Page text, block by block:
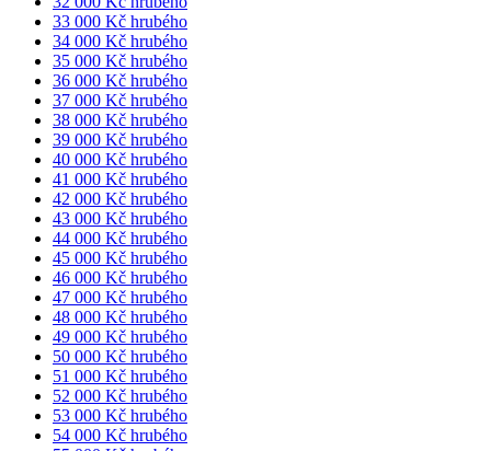
33 000 Kč hrubého
34 000 Kč hrubého
35 000 Kč hrubého
36 000 Kč hrubého
37 000 Kč hrubého
38 000 Kč hrubého
39 000 Kč hrubého
40 000 Kč hrubého
41 000 Kč hrubého
42 000 Kč hrubého
43 000 Kč hrubého
44 000 Kč hrubého
45 000 Kč hrubého
46 000 Kč hrubého
47 000 Kč hrubého
48 000 Kč hrubého
49 000 Kč hrubého
50 000 Kč hrubého
51 000 Kč hrubého
52 000 Kč hrubého
53 000 Kč hrubého
54 000 Kč hrubého